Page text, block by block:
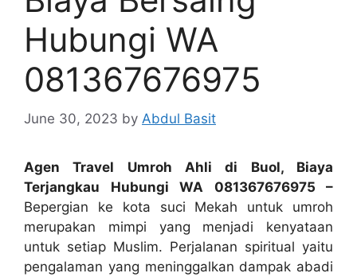
Hubungi WA
081367676975
June 30, 2023 by Abdul Basit
Agen Travel Umroh Ahli di Buol, Biaya
Terjangkau Hubungi WA 081367676975 –
Bepergian ke kota suci Mekah untuk umroh
merupakan mimpi yang menjadi kenyataan
untuk setiap Muslim. Perjalanan spiritual yaitu
pengalaman yang meninggalkan dampak abadi